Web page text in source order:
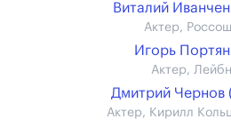
Виталий
Актер,
Игорь
Актер,
Дмитрий Чернов
Актер, Кирилл